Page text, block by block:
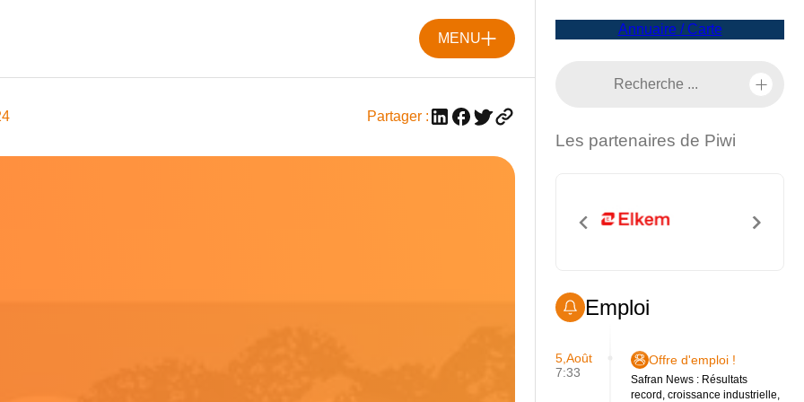
MENU
Partager :
Annuaire / Carte
Les partenaires de Piwi
Emploi
5,Août
7:33
Offre d'emploi !
Safran News : Résultats
record, croissance industrielle,